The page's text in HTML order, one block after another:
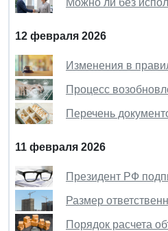
12 февраля 2026
Изменения в
Процесс
Перечень
11 февраля 2026
Президент РФ
Размер
Порядок расчета